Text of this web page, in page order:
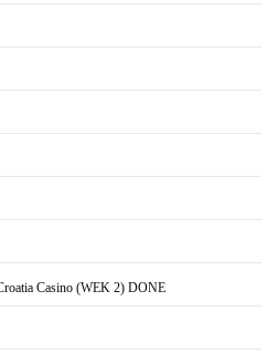
Casino (WEK 2) DONE